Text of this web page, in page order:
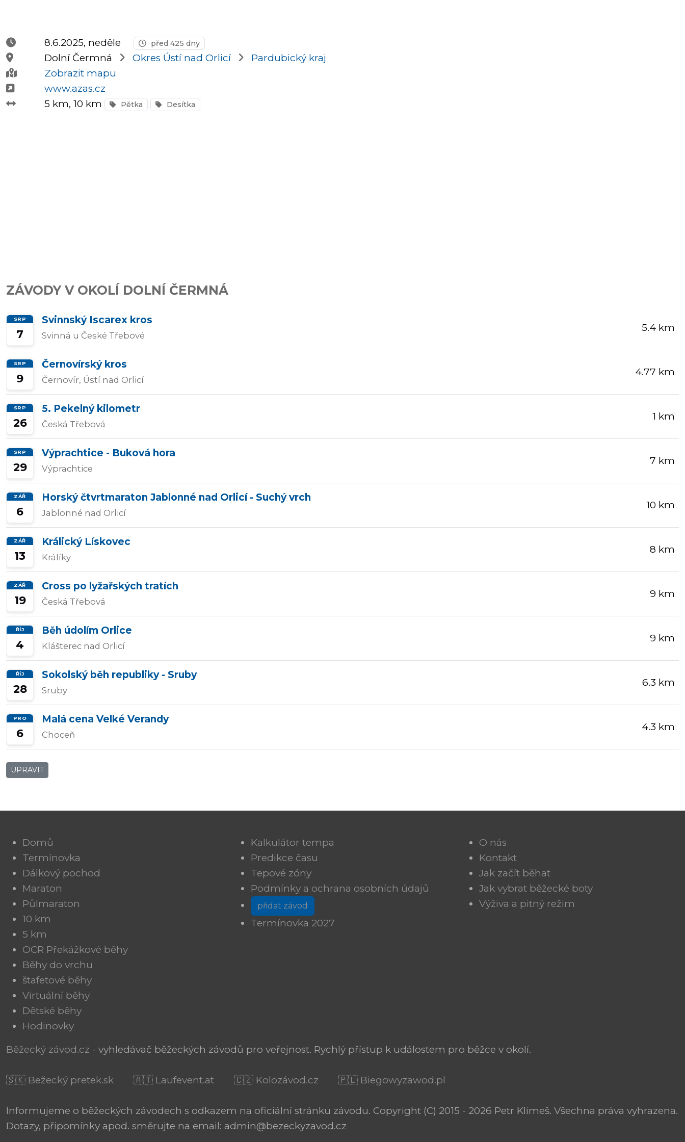
OCR
Kalkulátor
tempa
Predikce
závodního
času
Tepové
závody
8.6.2025, neděle před 425 dny
Dolní Čermná Okres Ústí nad Orlicí
Pardubický kraj
Zobrazit mapu
www.azas.cz
5 km, 10 km Pětka Desítka
ZÁVODY V OKOLÍ DOLNÍ ČERMNÁ
SRP
7
Svinnský Iscarex kros
Svinná u České Třebové
5.4 km
SRP
9
Černovírský kros
Černovír, Ústí nad Orlicí
4.77 km
SRP
26
5. Pekelný kilometr
Česká Třebová
1 km
SRP
29
Výprachtice - Buková hora
Výprachtice
7 km
ZÁŘ
6
Horský čtvrtmaraton Jablonné nad Orlicí - Suchý vrch
Jablonné nad Orlicí
10 km
ZÁŘ
13
Králický Lískovec
Králíky
8 km
ZÁŘ
19
Cross po lyžařských tratích
Česká Třebová
9 km
ŘÍJ
4
Běh údolím Orlice
Klášterec nad Orlicí
9 km
ŘÍJ
28
Sokolský běh republiky - Sruby
Sruby
6.3 km
PRO
6
Malá cena Velké Verandy
Choceň
4.3 km
UPRAVIT
Domů
Termínovka
Dálkový pochod
Maraton
Půlmaraton
10 km
5 km
OCR Překážkové běhy
Běhy do vrchu
štafetové běhy
Virtuální běhy
Dětské běhy
Hodinovky
Kalkulátor tempa
Predikce času
Tepové zóny
Podmínky a ochrana osobních údajů
přidat závod
Termínovka 2027
O nás
Kontakt
Jak začít běhat
Jak vybrat běžecké boty
Výživa a pitný režim
Běžecký závod.cz - vyhledávač běžeckých závodů pro veřejnost. Rychlý přístup k událostem pro běžce v okolí.
🇸🇰 Bežecký pretek.sk 🇦🇹 Laufevent.at 🇨🇿 Kolozávod.cz 🇵🇱 Biegowyzawod.pl
Informujeme o běžeckých závodech s odkazem na oficiální stránku závodu. Copyright (C) 2015 - 2026 Petr Klimeš. Všechna práva vyhrazena.
Dotazy, připomínky apod. směrujte na email: admin@bezeckyzavod.cz